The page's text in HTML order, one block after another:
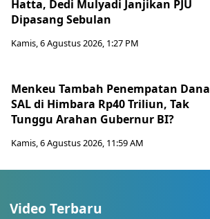
Hatta, Dedi Mulyadi Janjikan PJU
Dipasang Sebulan
Kamis, 6 Agustus 2026, 1:27 PM
Menkeu Tambah Penempatan Dana
SAL di Himbara Rp40 Triliun, Tak
Tunggu Arahan Gubernur BI?
Kamis, 6 Agustus 2026, 11:59 AM
Video Terbaru